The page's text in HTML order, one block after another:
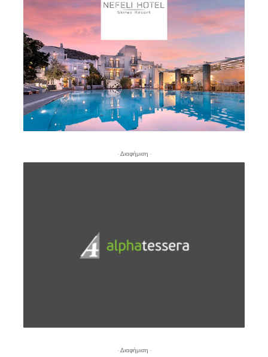
- Διαφήμιση -
- Διαφήμιση -